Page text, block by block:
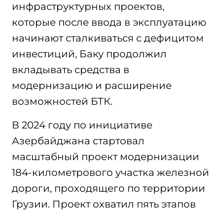
инфраструктурных проектов,
которые после ввода в эксплуатацию
начинают сталкиваться с дефицитом
инвестиций, Баку продолжил
вкладывать средства в
модернизацию и расширение
возможностей БТК.
В 2024 году по инициативе
Азербайджана стартовал
масштабный проект модернизации
184-километрового участка железной
дороги, проходящего по территории
Грузии. Проект охватил пять этапов